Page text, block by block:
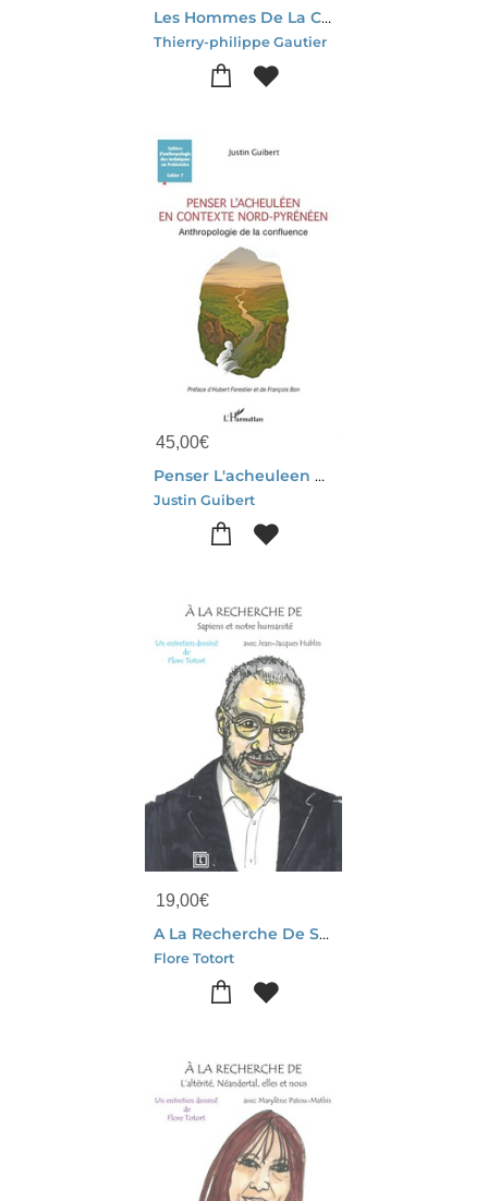
Les Hommes De La Caverne : Histoire Secrete De La Grotte Chauvet
Thierry-philippe Gautier
45,00€
Penser L'acheuleen En Contexte Nord-pyreneen : Anthropologie De La Confluence
Justin Guibert
19,00€
A La Recherche De Sapiens Et Notre Humanite : Un Entretien Dessine De Flore Totort Avec Jean-jacques Hublin
Flore Totort